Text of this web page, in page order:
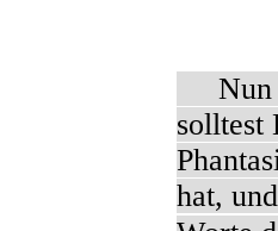
Nun
solltest
hat,